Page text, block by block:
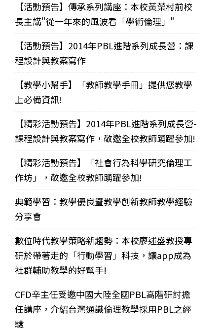
【活動預告】傳承系列講座：本校黃榮村前校
長主講"從一年來的風波看「學術倫理」"
【活動預告】2014年PBL進階系列成長營：課
程設計與教案寫作
【教學小幫手】「教師教學手冊」提供您教學
上必備資訊!
【精彩活動預告】2014年PBL進階系列成長營-
課程設計與教案寫作，敬邀全校教師踴躍參加!
【精彩活動預告】「社會行為科學研究倫理工
作坊」，敬邀全校教師踴躍參加!
典範學習：教學優良暨教學創新教師教學經驗
分享會
數位時代教學策略新趨勢：本校廖述盛教授專
研於帶著走的「行動學習」科技，讓app成為
社群輔助教學的好幫手!
CFD辛主任受邀中國大陸全國PBL高階研討擔
任講座，介紹台灣通識倫理教學採用PBL之經
驗